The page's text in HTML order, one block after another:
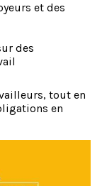
et des
des
tout en
en